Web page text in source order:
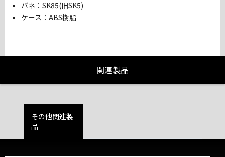
バネ：SK85(旧SK5)
ケース：ABS樹脂
関連製品
その他関連製
品